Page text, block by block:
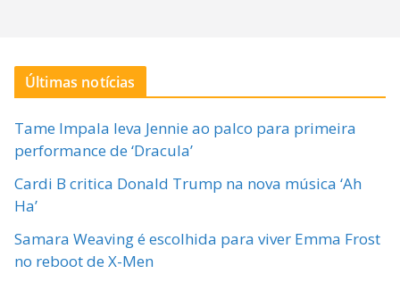
Últimas notícias
Tame Impala leva Jennie ao palco para primeira
performance de ‘Dracula’
Cardi B critica Donald Trump na nova música ‘Ah
Ha’
Samara Weaving é escolhida para viver Emma Frost
no reboot de X-Men